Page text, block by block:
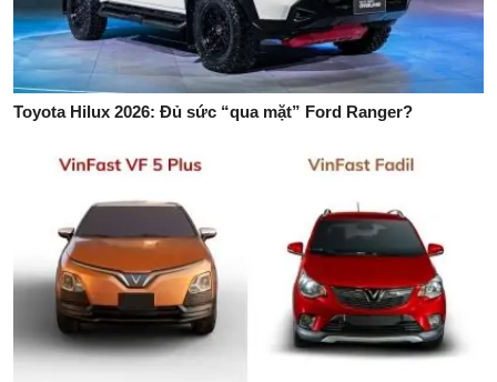
Toyota Hilux 2026: Đủ sức “qua mặt” Ford Ranger?